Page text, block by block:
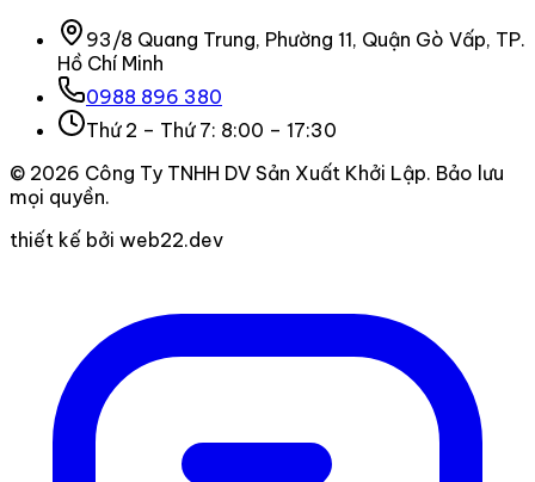
93/8 Quang Trung, Phường 11, Quận Gò Vấp, TP.
Hồ Chí Minh
0988 896 380
Thứ 2 – Thứ 7: 8:00 – 17:30
© 2026 Công Ty TNHH DV Sản Xuất Khởi Lập. Bảo lưu
mọi quyền.
thiết kế bởi web22.dev